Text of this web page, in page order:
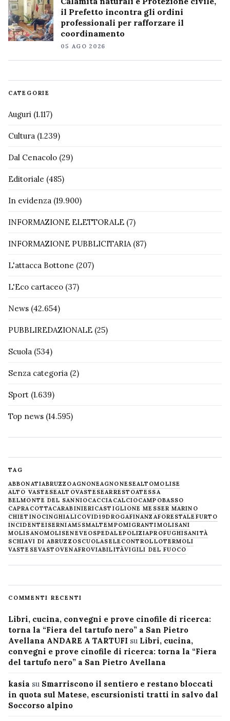
il Prefetto incontra gli ordini
professionali per rafforzare il
coordinamento
05 AGO 2026
CATEGORIE
Auguri (1.117)
Cultura (1.239)
Dal Cenacolo (29)
Editoriale (485)
In evidenza (19.900)
INFORMAZIONE ELETTORALE (7)
INFORMAZIONE PUBBLICITARIA(87)
L'attacca Bottone (207)
L'Eco cartaceo (37)
News (42.654)
PUBBLIREDAZIONALE (25)
Scuola (534)
Senza categoria (2)
Sport (1.639)
Top news (14.595)
TAG
ABBONATIABRUZZOAGNONEAGNONESEALTOMOLISE
ALTO VASTESEALTOVASTESEARRESTOATESSA
BELMONTE DEL SANNIOCACCIACALCIOCAMPOBASSO
CAPRACOTTACARABINIERICASTIGLIONE MESSER MARINO
CHIETINOCINGHIALICOVID19DROGAFINANZAFORESTALE FURTO
INCIDENTEISERNIAM5SMALTEMPOMIGRANTIMOLISANI
MOLISANOMOLISENEVE OSPEDALEPOLIZIAPROFUGHISANITÀ
SCHIAVI DI ABRUZZOSCUOLASELECONTROLLOTERMOLI
VASTESEVASTOVENAFROVIABILITÀVIGILI DEL FUOCO
COMMENTI RECENTI
Libri, cucina, convegni e prove cinofile di ricerca:
torna la “Fiera del tartufo nero” a San Pietro
Avellana ANDARE A TARTUFI su Libri, cucina,
convegni e prove cinofile di ricerca: torna la “Fiera
del tartufo nero” a San Pietro Avellana
kasia su Smarriscono il sentiero e restano bloccati
in quota sul Matese, escursionisti tratti in salvo dal
Soccorso alpino